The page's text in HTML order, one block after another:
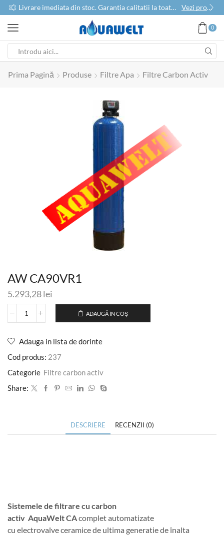
Livrare imediata din stoc. Garantia calitatii la toate produsele Vezi produse
0
Prima Pagină Produse Filtre Apa Filtre Carbon Activ
AW CA90VR1
5.293,28lei
ADAUGĂ ÎN COȘ
Adauga in lista de dorinte
Cod produs: 237
Categorie Filtre carbon activ
Share:
DESCRIERE RECENZII (0)
Sistemele de filtrare cu carbon
activ AquaWelt CAcomplet automatizate
cu electrovalve ceramice de ultima generatie de înalta